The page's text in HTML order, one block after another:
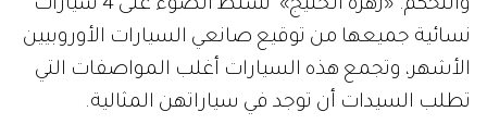
والتحكم. «زهرة الخليج» تسلط الضوء على 4 سيارات
نسائية جميعها من توقيع صانعي السيارات الأوروبيين
الأشهر، وتجمع هذه السيارات أغلب المواصفات التي
تطلب السيدات أن توجد في سياراتهن المثالية.